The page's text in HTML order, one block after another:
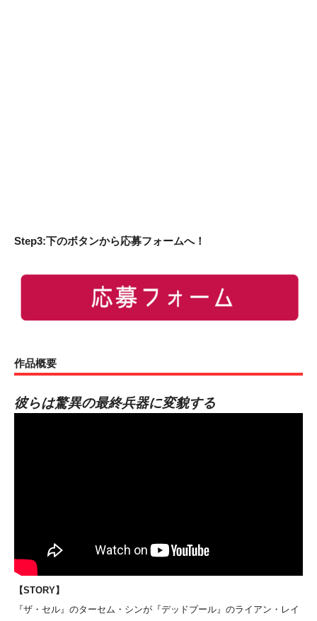
Step3:下のボタンから応募フォームへ！
作品概要
彼らは驚異の最終兵器に変貌する
【STORY】
『ザ・セル』のターセム・シンが『デッドプール』のライアン・レイ